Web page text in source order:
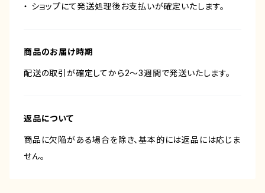
・ ショップにて発送処理後お支払いが確定いたします。
商品のお届け時期
配送の取引が確定してから2〜3週間で発送いたします。
返品について
商品に欠陥がある場合を除き、基本的には返品には応じま
せん。